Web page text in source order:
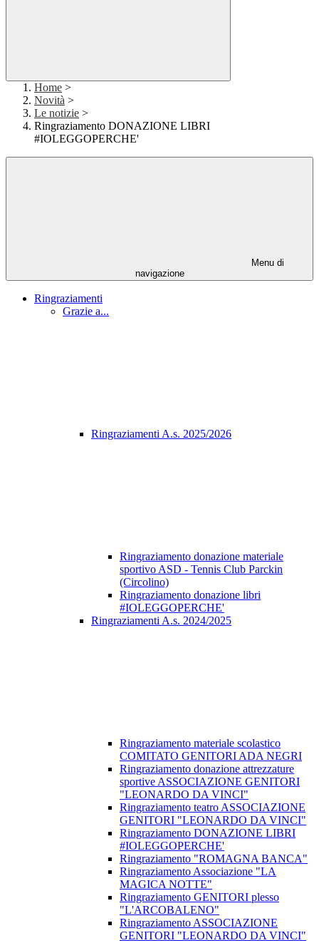
Home >
Novità >
Le notizie >
Ringraziamento DONAZIONE LIBRI
#IOLEGGOPERCHE'
Menu di
navigazione
Ringraziamenti
Grazie a...
Ringraziamenti A.s. 2025/2026
Ringraziamento donazione materiale
sportivo ASD - Tennis Club Parckin
(Circolino)
Ringraziamento donazione libri
#IOLEGGOPERCHE'
Ringraziamenti A.s. 2024/2025
Ringraziamento materiale scolastico
COMITATO GENITORI ADA NEGRI
Ringraziamento donazione attrezzature
sportive ASSOCIAZIONE GENITORI
"LEONARDO DA VINCI"
Ringraziamento teatro ASSOCIAZIONE
GENITORI "LEONARDO DA VINCI"
Ringraziamento DONAZIONE LIBRI
#IOLEGGOPERCHE'
Ringraziamento "ROMAGNA BANCA"
Ringraziamento Associazione "LA
MAGICA NOTTE"
Ringraziamento GENITORI plesso
"L'ARCOBALENO"
Ringraziamento ASSOCIAZIONE
GENITORI "LEONARDO DA VINCI"